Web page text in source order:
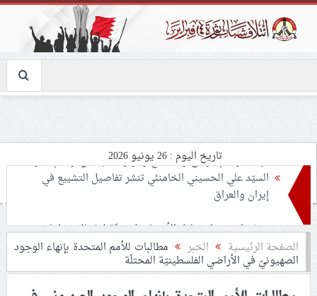
تاريخ اليوم : 26 يونيو 2026
تحذيرات من استغلال الأوضاع في غزّة لإشعال صراعات
داخليّة تخدم الاحتلال
ملفّ إنسانيّ مؤلم.. الأسيرات الفلسطينيّات بين القمع
والإهمال الطبي
الصفحة الرئيسية الخبر مطالبات للأمم المتحدة بإنهاء الوجود
الصهيونيّ في الأراضي الفلسطينيّة المحتلّة